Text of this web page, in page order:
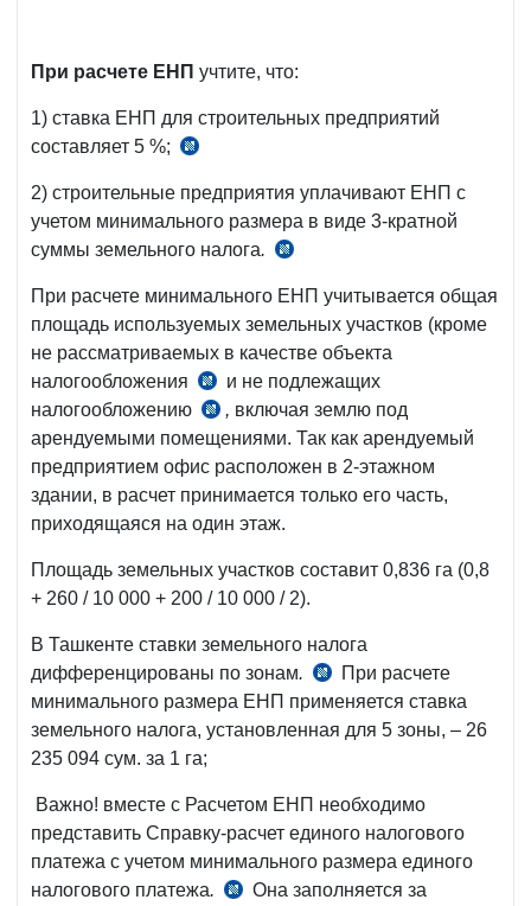
При расчете ЕНП учтите, что:
1) ставка ЕНП для строительных предприятий
составляет 5 %;
9-
ПП-3454
2) строительные предприятия уплачивают ЕНП с
учетом минимального размера в виде 3-кратной
суммы земельного налога.
При расчете минимального ЕНП учитывается общая
площадь используемых земельных участков (кроме
не рассматриваемых в качестве объекта
налогообложения
ч.
2
ст.
280
НК
и не подлежащих
налогообложению
ч.
2
ст.
282
НК
, включая землю под
арендуемыми помещениями. Так как арендуемый
предприятием офис расположен в 2-этажном
здании, в расчет принимается только его часть,
приходящаяся на один этаж.
Площадь земельных участков составит 0,836 га (0,8
+ 260 / 10 000 + 200 / 10 000 / 2).
В Ташкенте ставки земельного налога
дифференцированы по зонам.
табл.
N
5
ПП-3454
При расчете
минимального размера ЕНП применяется ставка
земельного налога, установленная для 5 зоны, – 26
235 094 сум. за 1 га;
Важно! вместе с Расчетом ЕНП необходимо
представить Справку-расчет единого налогового
платежа с учетом минимального размера единого
налогового платежа.
прил.
Она заполняется за